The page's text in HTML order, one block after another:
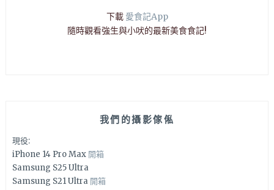
下載 愛食記App
隨時觀看強生與小吠的最新美食食記!
我們的攝影傢俬
現役:
iPhone 14 Pro Max 開箱
Samsung S25 Ultra
Samsung S21 Ultra 開箱